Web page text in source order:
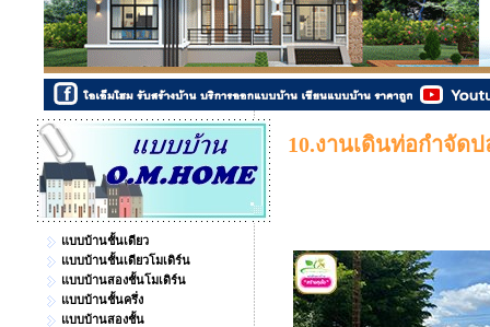
แบบบ้านชั้นเดียว
แบบบ้านชั้นเดียวโมเดิร์น
แบบบ้านสองชั้นโมเดิร์น
แบบบ้านชั้นครึ่ง
แบบบ้านสองชั้น
10.งานเดินท่อกำจัดป